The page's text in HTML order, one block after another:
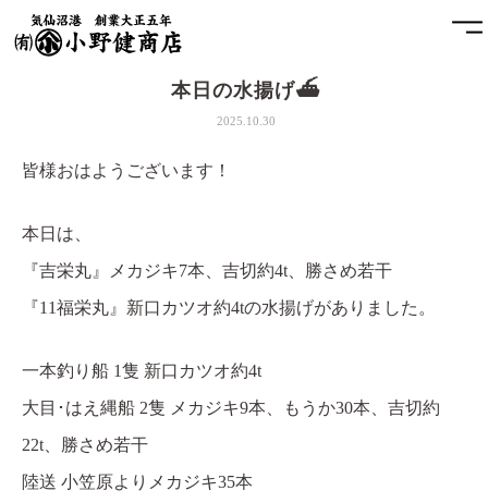
本日の水揚げ⛴
2025.10.30
皆様おはようございます！
本日は、
『吉栄丸』メカジキ7本、吉切約4t、勝さめ若干
『11福栄丸』新口カツオ約4tの水揚げがありました。
一本釣り船 1隻 新口カツオ約4t
大目･はえ縄船 2隻 メカジキ9本、もうか30本、吉切約
22t、勝さめ若干
陸送 小笠原よりメカジキ35本
小野健商店について
土藏
お問合せ
プライバシーポリシー